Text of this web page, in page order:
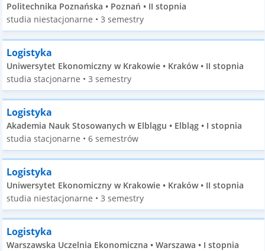
Politechnika Poznańska • Poznań • II stopnia
studia niestacjonarne • 3 semestry
Logistyka
Uniwersytet Ekonomiczny w Krakowie • Kraków • II stopnia
studia stacjonarne • 3 semestry
Logistyka
Akademia Nauk Stosowanych w Elblągu • Elbląg • I stopnia
studia stacjonarne • 6 semestrów
Logistyka
Uniwersytet Ekonomiczny w Krakowie • Kraków • II stopnia
studia niestacjonarne • 3 semestry
Logistyka
Warszawska Uczelnia Ekonomiczna • Warszawa • I stopnia